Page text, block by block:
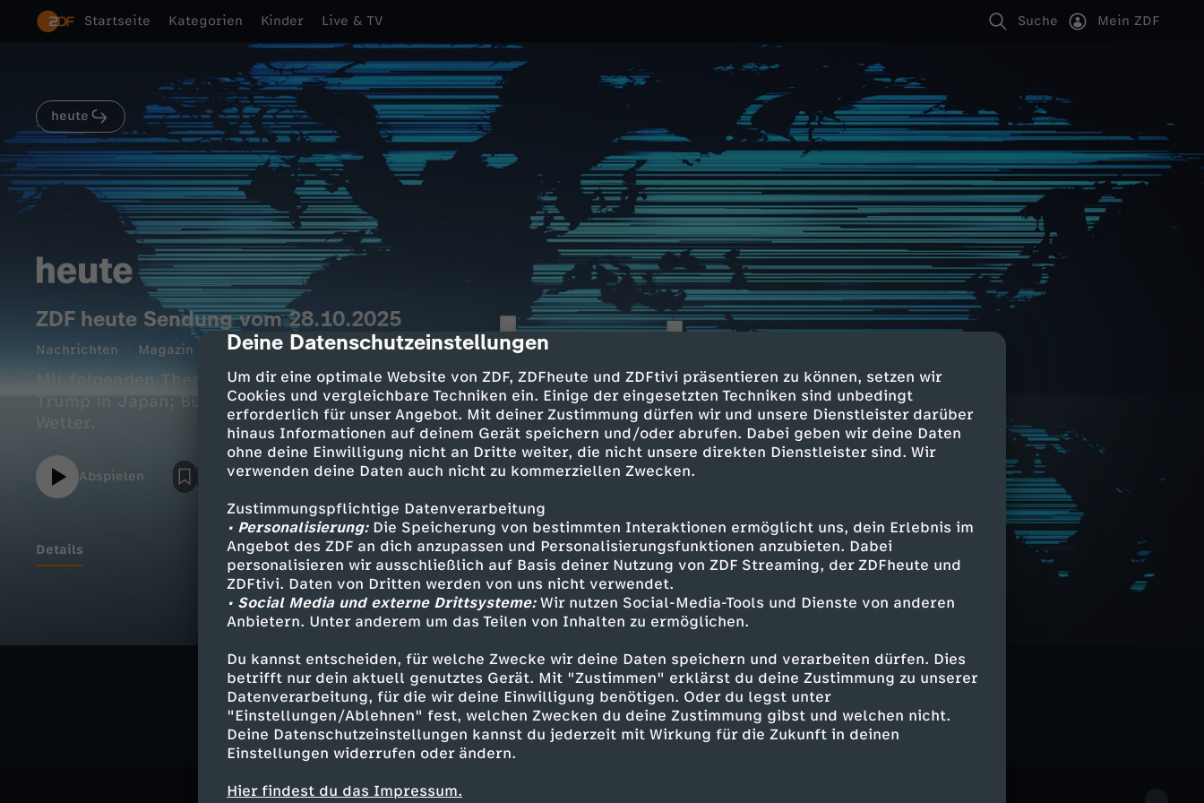
cmp-dialog-description
Deine Datenschutzeinstellungen
Um dir eine optimale Website von ZDF, ZDFheute und ZDFtivi präsentieren zu können, setzen wir
Cookies und vergleichbare Techniken ein. Einige der eingesetzten Techniken sind unbedingt
erforderlich für unser Angebot. Mit deiner Zustimmung dürfen wir und unsere Dienstleister darüber
hinaus Informationen auf deinem Gerät speichern und/oder abrufen. Dabei geben wir deine Daten
ohne deine Einwilligung nicht an Dritte weiter, die nicht unsere direkten Dienstleister sind. Wir
verwenden deine Daten auch nicht zu kommerziellen Zwecken.
Zustimmungspflichtige Datenverarbeitung
• Personalisierung:Die Speicherung von bestimmten Interaktionen ermöglicht uns, dein Erlebnis im
Angebot des ZDF an dich anzupassen und Personalisierungsfunktionen anzubieten. Dabei
personalisieren wir ausschließlich auf Basis deiner Nutzung von ZDF Streaming, der ZDFheute und
ZDFtivi. Daten von Dritten werden von uns nicht verwendet.
• Social Media und externe Drittsysteme:Wir nutzen Social-Media-Tools und Dienste von anderen
Anbietern. Unter anderem um das Teilen von Inhalten zu ermöglichen.
Du kannst entscheiden, für welche Zwecke wir deine Daten speichern und verarbeiten dürfen. Dies
betrifft nur dein aktuell genutztes Gerät. Mit "Zustimmen" erklärst du deine Zustimmung zu unserer
Datenverarbeitung, für die wir deine Einwilligung benötigen. Oder du legst unter
"Einstellungen/Ablehnen" fest, welchen Zwecken du deine Zustimmung gibst und welchen nicht.
Deine Datenschutzeinstellungen kannst du jederzeit mit Wirkung für die Zukunft in deinen
Einstellungen widerrufen oder ändern.
Hier findest du das Impressum.
Startseite Kategorien Kinder Live & TV Suche Mein ZDF
heute
ZDF heute Sendung vom 28.10.2025
Nachrichten Magazin informativ 14 Min. 28.10.2025 ZDF
Mit folgenden Themen: UN-Bericht zu russischen Drohnen; US-Präsident
Trump in Japan; Bürgerkrieg im Sudan; weiteren Nachrichten und dem
Wetter.
Abspielen
Details
Nachrichten Magazin informativ heute